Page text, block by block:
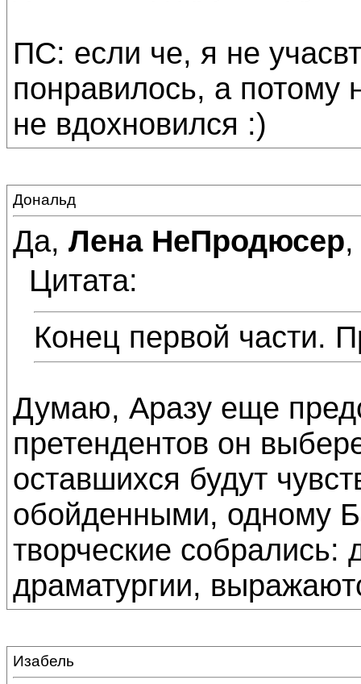
ПС: если че, я не
понравилось, а потому
не вдохновился :)
Дональд
Да, Лена НеПродюсер
Цитата:
Конец первой части.
Думаю, Аразу еще
претендентов он
оставшихся будут
обойденными, одному
творческие собрались:
драматургии,
Изабель